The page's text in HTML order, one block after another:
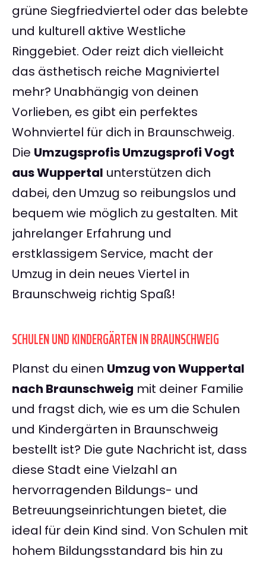
grüne Siegfriedviertel oder das belebte
und kulturell aktive Westliche
Ringgebiet. Oder reizt dich vielleicht
das ästhetisch reiche Magniviertel
mehr? Unabhängig von deinen
Vorlieben, es gibt ein perfektes
Wohnviertel für dich in Braunschweig.
Die Umzugsprofis Umzugsprofi Vogt
aus Wuppertal unterstützen dich
dabei, den Umzug so reibungslos und
bequem wie möglich zu gestalten. Mit
jahrelanger Erfahrung und
erstklassigem Service, macht der
Umzug in dein neues Viertel in
Braunschweig richtig Spaß!
SCHULEN UND KINDERGÄRTEN IN BRAUNSCHWEIG
Planst du einen Umzug von Wuppertal
nach Braunschweig mit deiner Familie
und fragst dich, wie es um die Schulen
und Kindergärten in Braunschweig
bestellt ist? Die gute Nachricht ist, dass
diese Stadt eine Vielzahl an
hervorragenden Bildungs- und
Betreuungseinrichtungen bietet, die
ideal für dein Kind sind. Von Schulen mit
hohem Bildungsstandard bis hin zu